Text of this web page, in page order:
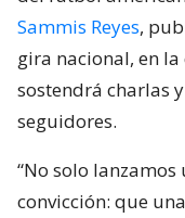
Sammis Reyes,
gira nacional, en
sostendrá charlas
seguidores.
“No solo
convicción: que